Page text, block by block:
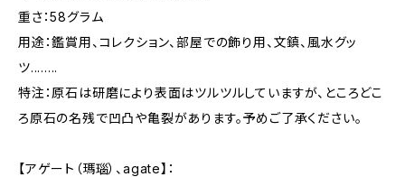
重さ：58グラム
用途：鑑賞用、コレクション、部屋での飾り用、文鎮、風水グッ
ツ........
特注：原石は研磨により表面はツルツルしていますが、ところどこ
ろ原石の名残で凹凸や亀裂があります。予めご了承ください。
【アゲート（瑪瑙）、agate】：